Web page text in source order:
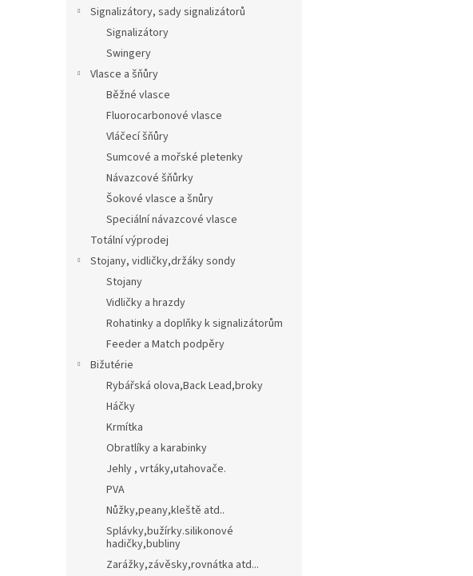
Signalizátory, sady signalizátorů
Signalizátory
Swingery
Vlasce a šňůry
Běžné vlasce
Fluorocarbonové vlasce
Vláčecí šňůry
Sumcové a mořské pletenky
Návazcové šňůrky
Šokové vlasce a šnůry
Speciální návazcové vlasce
Totální výprodej
Stojany, vidličky,držáky sondy
Stojany
Vidličky a hrazdy
Rohatinky a doplňky k signalizátorům
Feeder a Match podpěry
Bižutérie
Rybářská olova,Back Lead,broky
Háčky
Krmítka
Obratlíky a karabinky
Jehly , vrtáky,utahovače.
PVA
Nůžky,peany,kleště atd..
Splávky,bužírky.silikonové
hadičky,bubliny
Zarážky,závěsky,rovnátka atd...